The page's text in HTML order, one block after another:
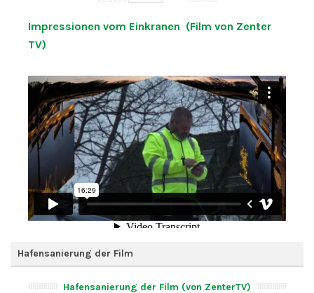
Impressionen vom Einkranen (Film von Zenter
TV)
Hafensanierung der Film
Hafensanierung der Film (von ZenterTV)